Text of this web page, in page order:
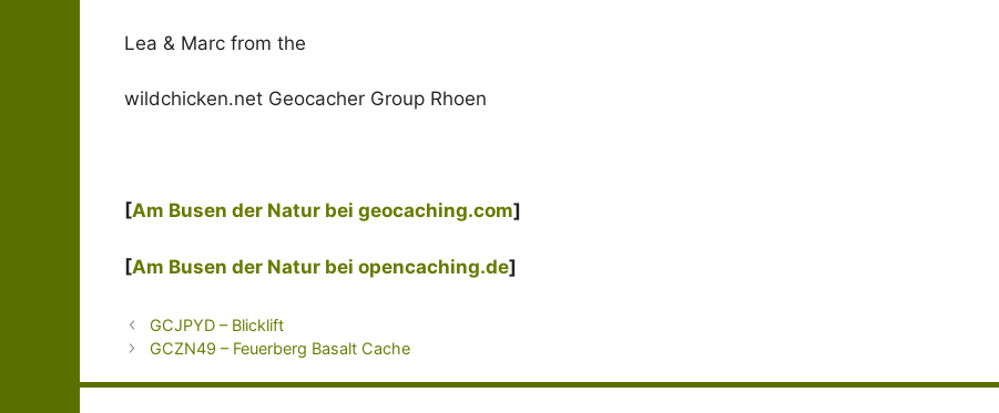
Lea & Marc from the
wildchicken.net Geocacher Group Rhoen
[Am Busen der Natur bei geocaching.com]
[Am Busen der Natur bei opencaching.de]
GCJPYD – Blicklift
GCZN49 – Feuerberg Basalt Cache